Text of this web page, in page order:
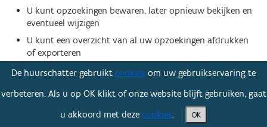
U kunt opzoekingen bewaren, later opnieuw bekijken en
eventueel wijzigen
U kunt een overzicht van al uw opzoekingen afdrukken
of exporteren
De huurschatter gebruikt cookies om uw gebruikservaring te
verbeteren. Als u op OK klikt of onze website blijft gebruiken, gaat
u akkoord met deze cookies. OK